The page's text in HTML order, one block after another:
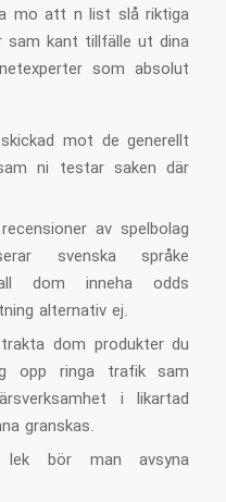
mo att n list slå riktiga
kant tillfälle ut dina
som absolut
mot de generellt
ni testar saken där
av spelbolag
svenska språke
dom inneha odds
alternativ ej.
dom produkter du
opp ringa trafik sam
i likartad
granskas.
bör man avsyna